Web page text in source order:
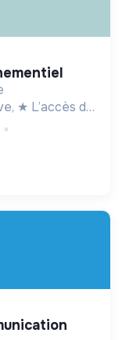
★ L’accès de
culture, ★
habitant·es